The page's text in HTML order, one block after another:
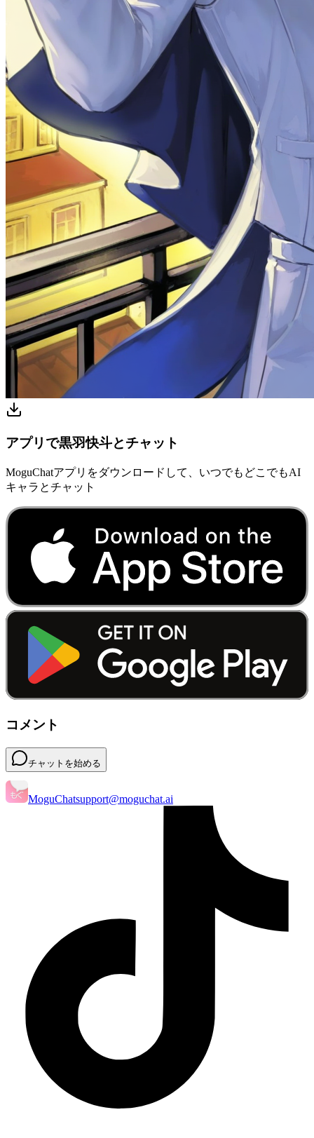
アプリで黒羽快斗とチャット
MoguChatアプリをダウンロードして、いつでもどこでもAI
キャラとチャット
コメント
チャットを始める
MoguChatsupport@moguchat.ai